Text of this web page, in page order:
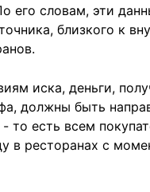
его словам, эти
близкого к
иска, деньги,
должны быть
то есть всем
в ресторанах с